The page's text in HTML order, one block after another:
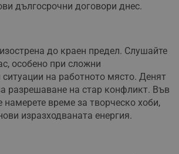
дългосрочни договори днес.
до краен предел. Слушайте
особено при сложни
на работното място. Денят
разрешаване на стар конфликт. Във
намерете време за творческо хоби,
изразходваната енергия.